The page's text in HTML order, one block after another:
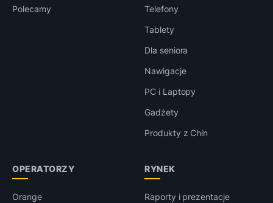
Polecamy
Telefony
Tablety
Dla seniora
Nawigacje
PC i Laptopy
Gadżety
Produkty z Chin
OPERATORZY
Orange
RYNEK
Raporty i prezentacje